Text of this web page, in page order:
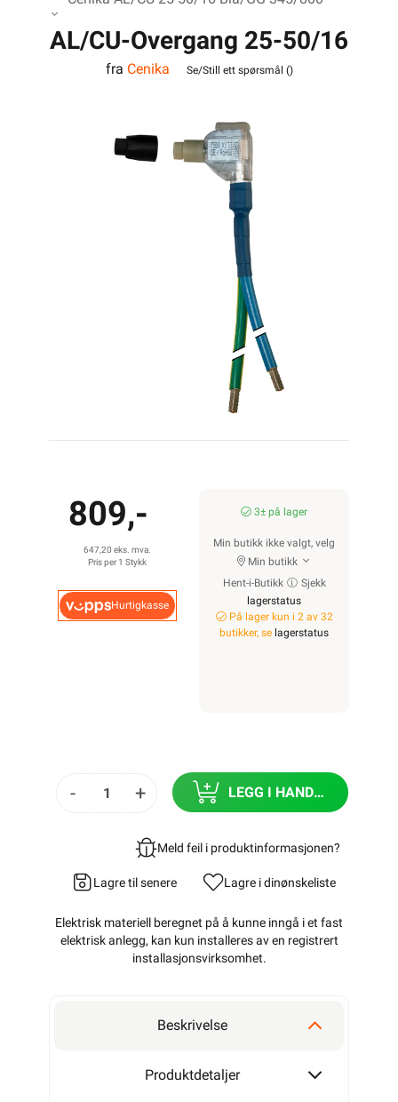
AL/CU-Overgang 25-50/16
Blå/GG 345/800MM
fra Cenika Se/Still ett spørsmål ()
809,-
647,20 eks. mva.
Pris per 1 Stykk
Hurtigkasse
3± på lager
Min butikk ikke valgt, velg
Min butikk
Hent-i-Butikk
Sjekk
lagerstatus
På lager kun i 2 av 32
butikker, se lagerstatus
- + LEGG I HANDLEKURV
Meld feil i produktinformasjonen?
Lagre til senere Lagre i dinønskeliste
Elektrisk materiell beregnet på å kunne inngå i et fast
elektrisk anlegg, kan kun installeres av en registrert
installasjonsvirksomhet.
Beskrivelse
Produktdetaljer